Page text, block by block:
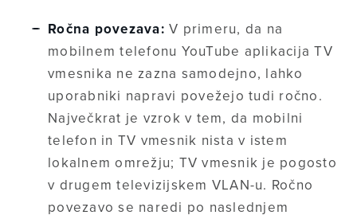
Ročna povezava: V primeru, da na
mobilnem telefonu YouTube aplikacija TV
vmesnika ne zazna samodejno, lahko
uporabniki napravi povežejo tudi ročno.
Največkrat je vzrok v tem, da mobilni
telefon in TV vmesnik nista v istem
lokalnem omrežju; TV vmesnik je pogosto
v drugem televizijskem VLAN-u. Ročno
povezavo se naredi po naslednjem